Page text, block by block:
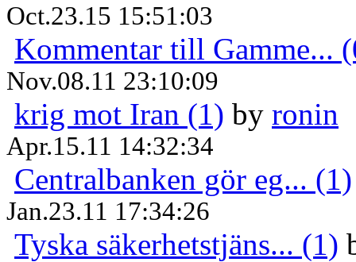
Oct.23.15 15:51:03
Kommentar till Gamme...
Nov.08.11 23:10:09
krig mot Iran (1) by ronin
Apr.15.11 14:32:34
Centralbanken gör eg... (1)
Jan.23.11 17:34:26
Tyska säkerhetstjäns... (1)